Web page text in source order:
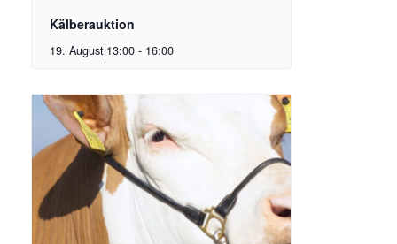
Kälberauktion
19. August|13:00 - 16:00